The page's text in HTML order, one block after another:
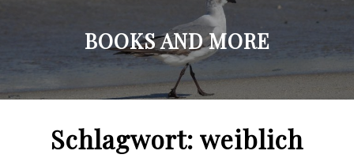
BOOKS AND MORE
Schlagwort: weiblich